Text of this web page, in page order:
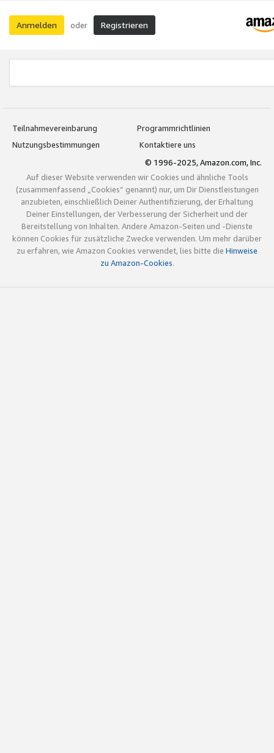
Anmelden oder Registrieren
Teilnahmevereinbarung
Programmrichtlinien
Nutzungsbestimmungen
Kontaktiere uns
© 1996-2025, Amazon.com, Inc.
Auf dieser Website verwenden wir Cookies und ähnliche Tools
(zusammenfassend „Cookies“ genannt) nur, um Dir Dienstleistungen
anzubieten, einschließlich Deiner Authentifizierung, der Erhaltung
Deiner Einstellungen, der Verbesserung der Sicherheit und der
Bereitstellung von Inhalten. Andere Amazon-Seiten und -Dienste
können Cookies für zusätzliche Zwecke verwenden. Um mehr darüber
zu erfahren, wie Amazon Cookies verwendet, lies bitte die Hinweise
zu Amazon-Cookies.